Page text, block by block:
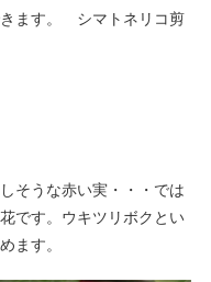
ます。 シマトネリコ剪
そうな赤い実・・・では
です。ウキツリボクとい
ます。